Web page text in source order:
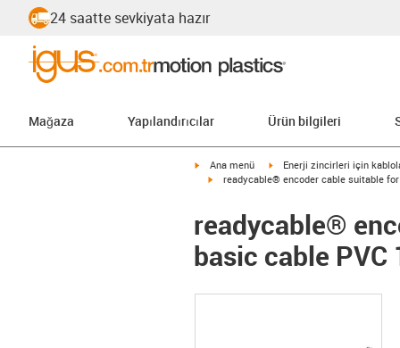
24 saatte sevkiyata hazır
Mağaza Yapılandırıcılar Ürün bilgileri
igus-icon-arrow-right
Ana menü igus-icon-arrow-right
Enerji zincirleri için
igus-icon-arrow-right
readycable® encoder cable suitable
readycable®
basic cable PVC